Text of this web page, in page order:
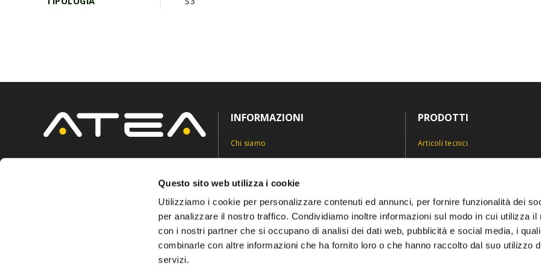
Questo sito web utilizza i cookie
Utilizziamo i cookie per personalizzare contenuti ed annunci, per fornire funzionalità dei
per analizzare il nostro traffico. Condividiamo inoltre informazioni sul modo in cui utilizza il
con i nostri partner che si occupano di analisi dei dati web, pubblicità e social media, i
combinarle con altre informazioni che ha fornito loro o che hanno raccolto dal suo utilizzo
servizi.
INFORMAZIONI
Chi siamo
Contatti
Privacy Policy
Cookie Policy
PRODOTTI
Articoli tecnici
Antinfortunistica
Personalizzazioni